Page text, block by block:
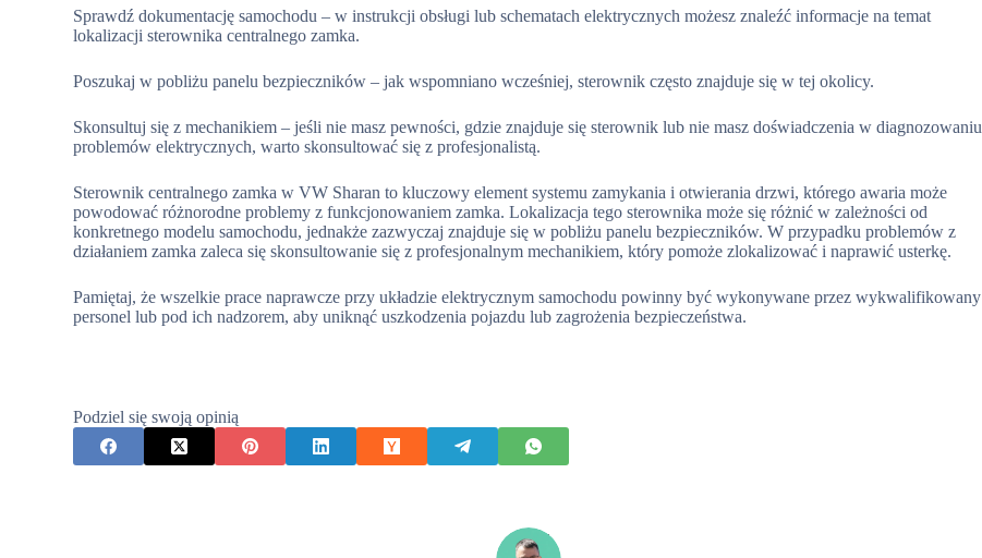
Sprawdź dokumentację samochodu – w instrukcji obsługi lub schematach elektrycznych możesz znaleźć informacje na temat
lokalizacji sterownika centralnego zamka.
Poszukaj w pobliżu panelu bezpieczników – jak wspomniano wcześniej, sterownik często znajduje się w tej okolicy.
Skonsultuj się z mechanikiem – jeśli nie masz pewności, gdzie znajduje się sterownik lub nie masz doświadczenia w diagnozowaniu
problemów elektrycznych, warto skonsultować się z profesjonalistą.
Sterownik centralnego zamka w VW Sharan to kluczowy element systemu zamykania i otwierania drzwi, którego awaria może
powodować różnorodne problemy z funkcjonowaniem zamka. Lokalizacja tego sterownika może się różnić w zależności od
konkretnego modelu samochodu, jednakże zazwyczaj znajduje się w pobliżu panelu bezpieczników. W przypadku problemów z
działaniem zamka zaleca się skonsultowanie się z profesjonalnym mechanikiem, który pomoże zlokalizować i naprawić usterkę.
Pamiętaj, że wszelkie prace naprawcze przy układzie elektrycznym samochodu powinny być wykonywane przez wykwalifikowany
personel lub pod ich nadzorem, aby uniknąć uszkodzenia pojazdu lub zagrożenia bezpieczeństwa.
Podziel się swoją opinią